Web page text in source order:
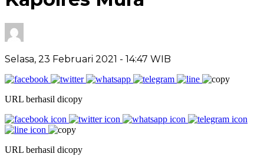
Selasa, 23 Februari 2021 - 14:47 WIB
URL berhasil dicopy
URL berhasil dicopy